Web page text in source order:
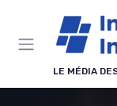
LE MÉDIA